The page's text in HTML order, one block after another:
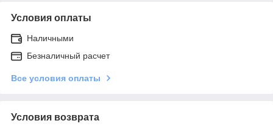
Условия оплаты
Наличными
Безналичный расчет
Все условия оплаты
Условия возврата